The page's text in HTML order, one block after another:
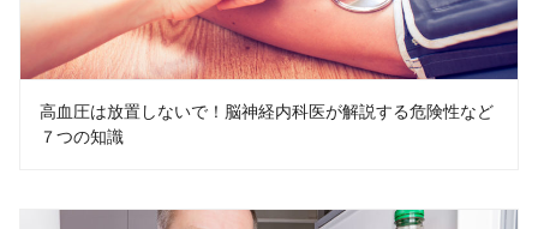
高血圧は放置しないで！脳神経内科医が解説する危険性など
７つの知識